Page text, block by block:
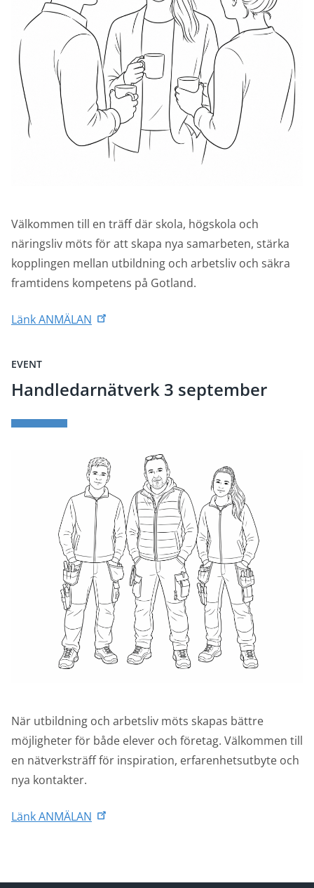
Välkommen till en träff där skola, högskola och
näringsliv möts för att skapa nya samarbeten, stärka
kopplingen mellan utbildning och arbetsliv och säkra
framtidens kompetens på Gotland.
Länk ANMÄLAN
EVENT
Handledarnätverk 3 september
När utbildning och arbetsliv möts skapas bättre
möjligheter för både elever och företag. Välkommen till
en nätverksträff för inspiration, erfarenhetsutbyte och
nya kontakter.
Länk ANMÄLAN